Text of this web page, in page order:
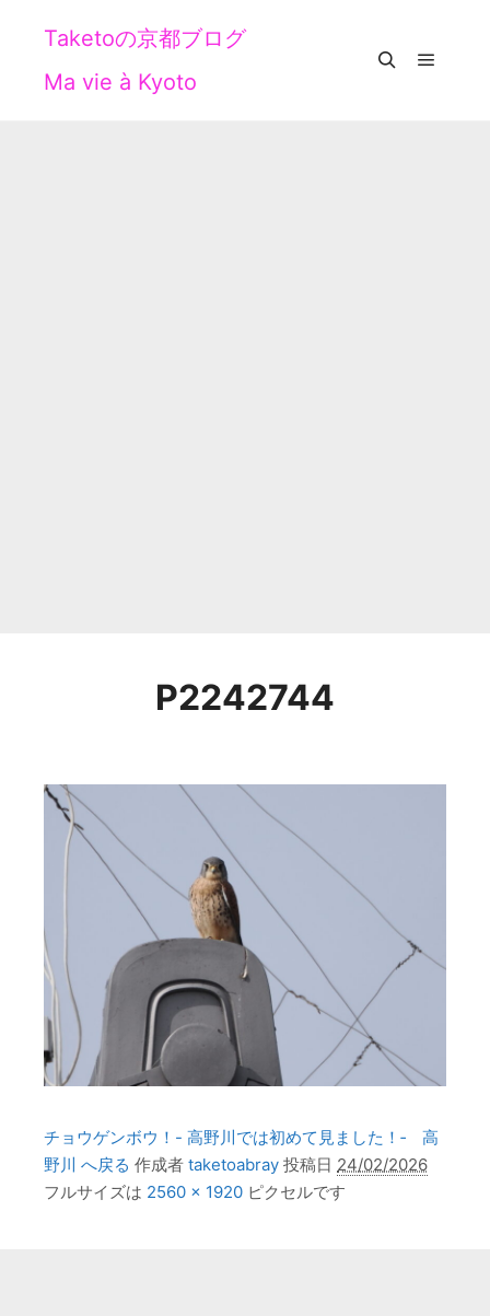
Taketoの京都ブログ
Ma vie à Kyoto
P2242744
チョウゲンボウ！- 高野川では初めて見ました！‐ 高
野川 へ戻る 作成者 taketoabray 投稿日 24/02/2026
フルサイズは 2560 × 1920 ピクセルです